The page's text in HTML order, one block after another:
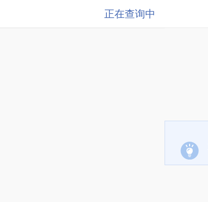
正在查询中